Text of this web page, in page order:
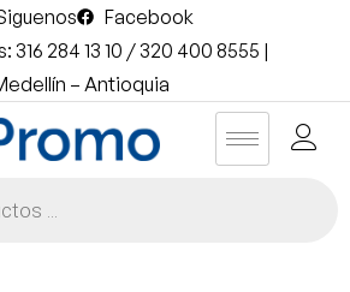
Facebook
316 284 13 10 / 320 400 8555 |
– Antioquia